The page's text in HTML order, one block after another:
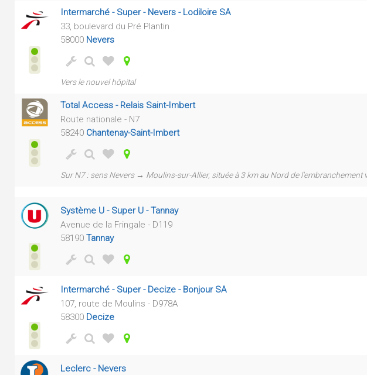
Intermarché - Super - Nevers - Lodiloire SA
33, boulevard du Pré Plantin
58000 Nevers
Vers le nouvel hôpital
Total Access - Relais Saint-Imbert
Route nationale - N7
58240 Chantenay-Saint-Imbert
Sur N7 : sens Nevers → Moulins-sur-Allier, située à 3 km au Nord de l'embranchement
Système U - Super U - Tannay
Avenue de la Fringale - D119
58190 Tannay
Intermarché - Super - Decize - Bonjour SA
107, route de Moulins - D978A
58300 Decize
Leclerc - Nevers